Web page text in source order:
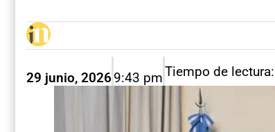
29 junio, 20269:43 pmTiempo de